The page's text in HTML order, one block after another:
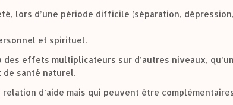
lors d’une période difficile (séparation,
et spirituel.
effets multiplicateurs sur d’autres niveaux,
santé naturel.
d’aide mais qui peuvent être